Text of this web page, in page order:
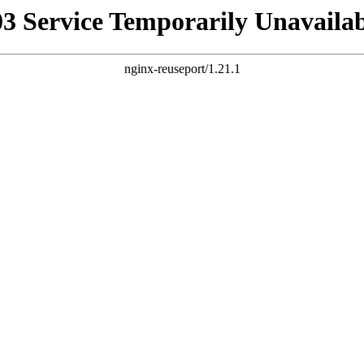
Service Temporarily
nginx-reuseport/1.21.1